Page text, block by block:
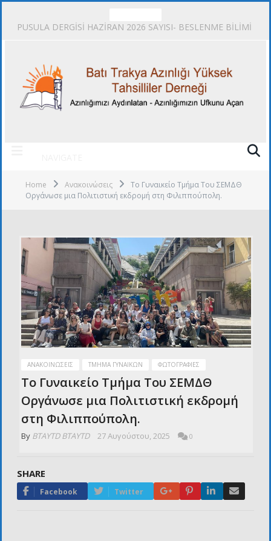
PUSULA DERGİSİ HAZİRAN 2026 SAYISI- BESLENME BİLİMİ
Home Ανακοινώσεις
Το Γυναικείο Τμήμα Τoυ ΣΕΜΔΘ
Οργάνωσε μια Πολιτιστική εκδρομή στη Φιλιππούπολη.
ΑΝΑΚΟΙΝΏΣΕΙΣ ΤΜΉΜΑ ΓΥΝΑΙΚΏΝ ΦΩΤΟΓΡΑΦΊΕΣ
Το Γυναικείο Τμήμα Τoυ ΣΕΜΔΘ
Οργάνωσε μια Πολιτιστική εκδρομή
στη Φιλιππούπολη.
By BTAYTD BTAYTD 27 Αυγούστου, 2025 0
SHARE
Facebook Twitter Google+PinterestLinkedIn